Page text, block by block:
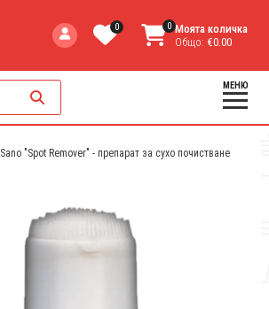
0 0 Моята количка
Общо: €0.00
МЕНЮ
Sano "Spot Remover" - препарат за сухо почистване